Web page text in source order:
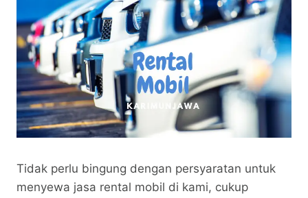
Tidak perlu bingung dengan persyaratan untuk
menyewa jasa rental mobil di kami, cukup